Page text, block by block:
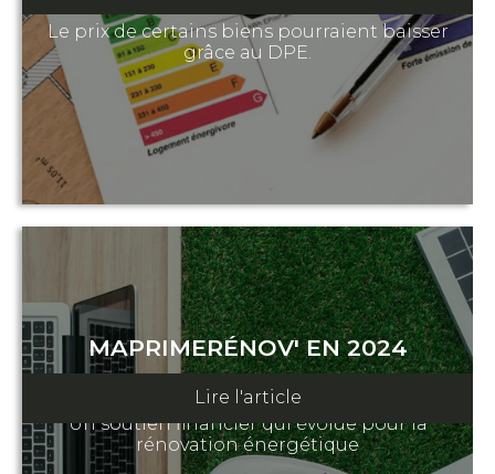
Le prix de certains biens pourraient baisser
grâce au DPE.
MAPRIMERÉNOV' EN 2024
11 décembre 2023
Un soutien financier qui évolue pour la
rénovation énergétique
Lire l'article